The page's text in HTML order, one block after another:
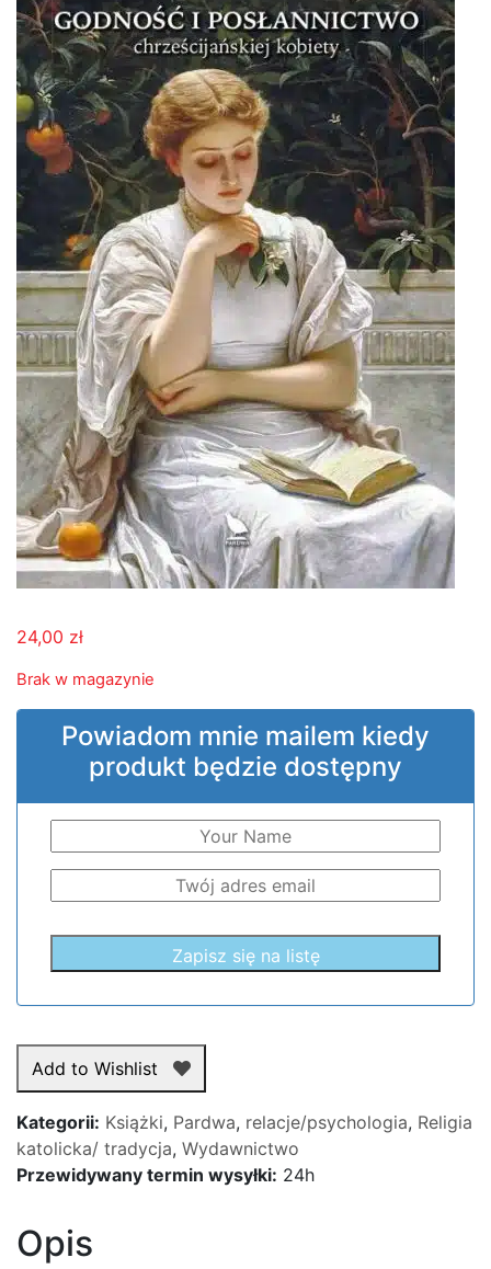
24,00 zł
Brak w magazynie
Powiadom mnie mailem kiedy
produkt będzie dostępny
Add to Wishlist
Kategorii: Książki, Pardwa, relacje/psychologia, Religia
katolicka/ tradycja, Wydawnictwo
Przewidywany termin wysyłki: 24h
Opis